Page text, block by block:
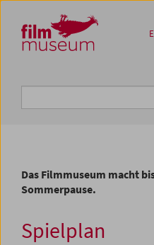
Zum Inhalt
Zum Hauptmenü
Zur Servicenavigation
Zum Suche
Das Filmmuseum macht
Sommerpause.
Spielplan